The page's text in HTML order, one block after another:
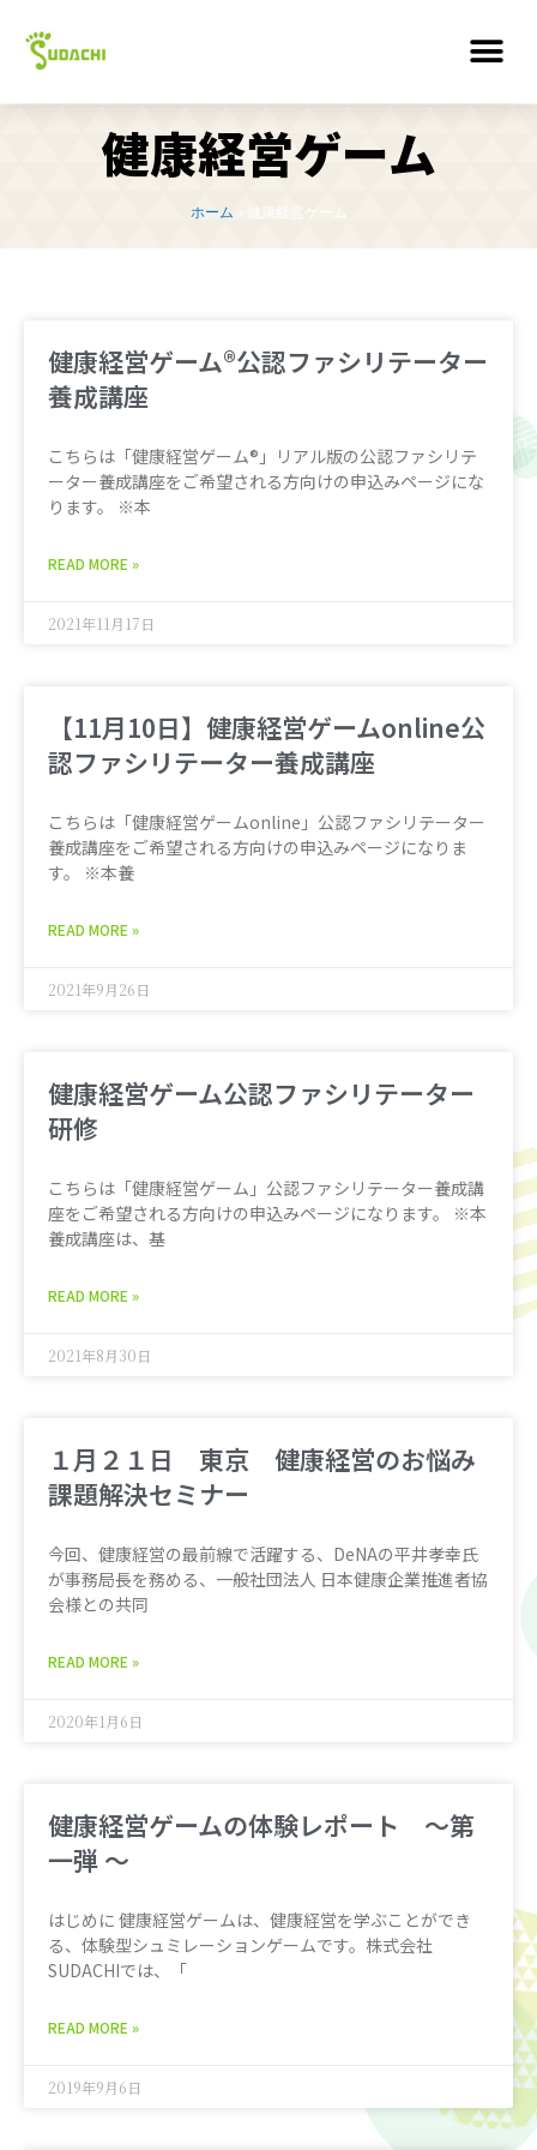
健康経営ゲーム
ホーム 健康経営ゲーム
健康経営ゲーム®︎公認ファシリテーター
養成講座
こちらは「健康経営ゲーム®︎」リアル版の公認ファシリテ
ーター養成講座をご希望される方向けの申込みページにな
ります。 ※本
READ MORE »
2021年11月17日
【11月10日】健康経営ゲームonline公
認ファシリテーター養成講座
こちらは「健康経営ゲームonline」公認ファシリテーター
養成講座をご希望される方向けの申込みページになりま
す。 ※本養
READ MORE »
2021年9月26日
健康経営ゲーム公認ファシリテーター
研修
こちらは「健康経営ゲーム」公認ファシリテーター養成講
座をご希望される方向けの申込みページになります。 ※本
養成講座は、基
READ MORE »
2021年8月30日
１月２１日 東京 健康経営のお悩み
課題解決セミナー
今回、健康経営の最前線で活躍する、DeNAの平井孝幸氏
が事務局長を務める、一般社団法人 日本健康企業推進者協
会様との共同
READ MORE »
2020年1月6日
健康経営ゲームの体験レポート 〜第
一弾 〜
はじめに 健康経営ゲームは、健康経営を学ぶことができ
る、体験型シュミレーションゲームです。株式会社
SUDACHIでは、「
READ MORE »
2019年9月6日